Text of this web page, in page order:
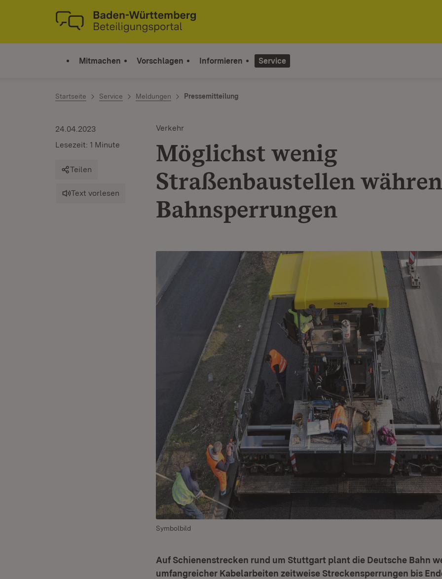
Zum Inhalt springen
Link zur Startseite
Mitmachen Vorschlagen Informieren Service
Startseite Service Meldungen Pressemitteilung
Verkehr
Möglichst wenig
Straßenbaustellen
Bahnsperrungen
24.04.2023
Lesezeit: 1 Minute
Teilen
Text vorlesen
Symbolbild
Auf Schienenstrecken rund um Stuttgart plant die Deutsche Bahn
umfangreicher Kabelarbeiten zeitweise Streckensperrungen bis